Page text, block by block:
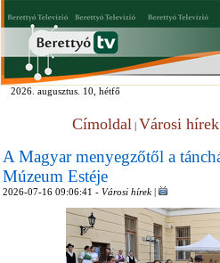
2026. augusztus. 10, hétfő
Címoldal | Városi hírek
A Magyar menyegzőtől a
Múzeum Estéje
2026-07-16 09:06:41 - Városi hírek |